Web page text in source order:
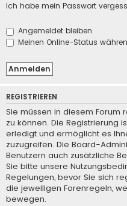
Ich habe mein Passwort
Angemeldet bleiben
Meinen Online-Status
REGISTRIEREN
Sie müssen in diesem Forum
zu können. Die Registrierung
erledigt und ermöglicht es
zuzugreifen. Die Board-
Benutzern auch zusätzliche
Sie bitte unsere
Regelungen, bevor Sie sich
die jeweiligen Forenregeln,
bewegen.